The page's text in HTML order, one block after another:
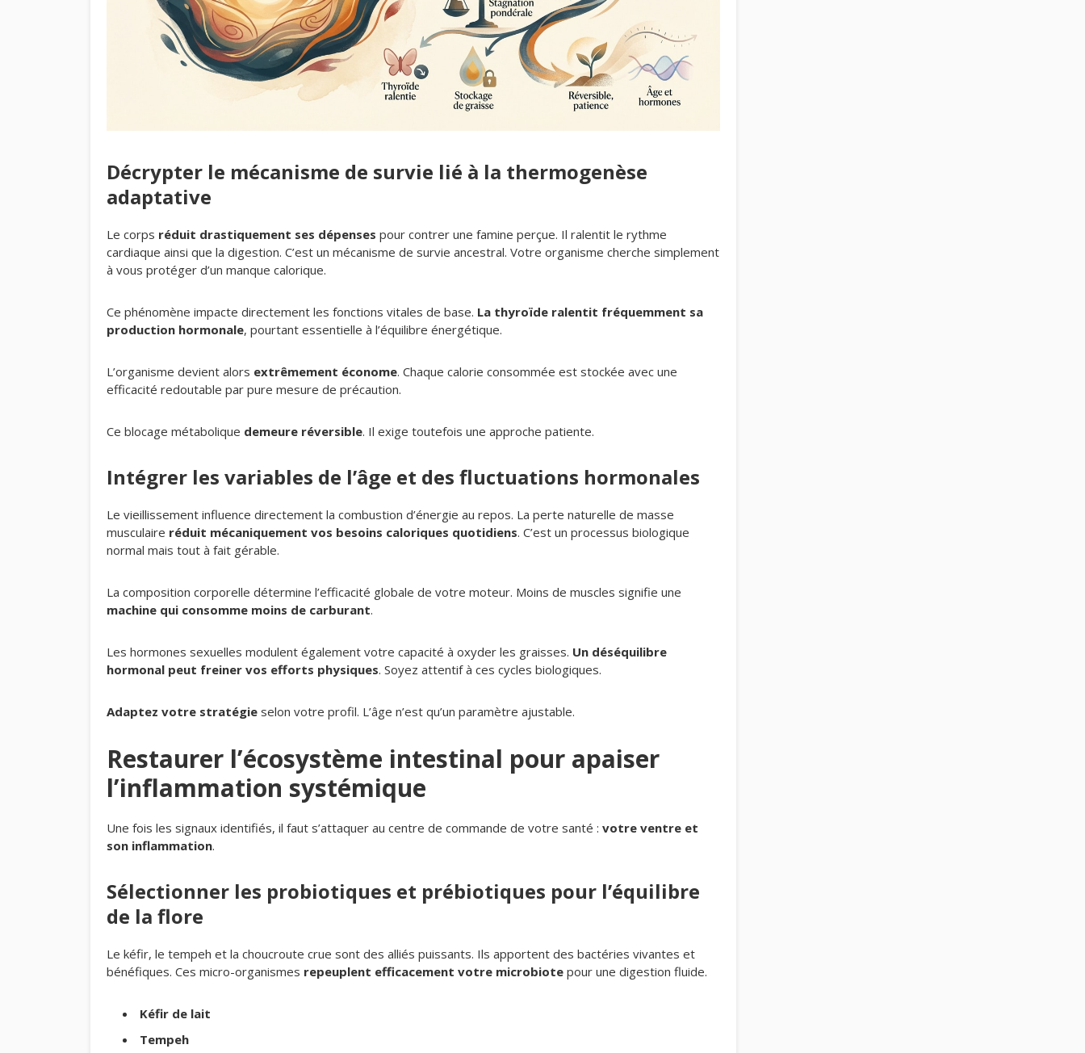
Décrypter le mécanisme de survie lié à la thermogenèse
adaptative
Le corps réduit drastiquement ses dépenses pour contrer une famine perçue. Il ralentit le rythme
cardiaque ainsi que la digestion. C’est un mécanisme de survie ancestral. Votre organisme cherche simplement
à vous protéger d’un manque calorique.
Ce phénomène impacte directement les fonctions vitales de base. La thyroïde ralentit fréquemment sa
production hormonale, pourtant essentielle à l’équilibre énergétique.
L’organisme devient alors extrêmement économe. Chaque calorie consommée est stockée avec une
efficacité redoutable par pure mesure de précaution.
Ce blocage métabolique demeure réversible. Il exige toutefois une approche patiente.
Intégrer les variables de l’âge et des fluctuations hormonales
Le vieillissement influence directement la combustion d’énergie au repos. La perte naturelle de masse
musculaire réduit mécaniquement vos besoins caloriques quotidiens. C’est un processus biologique
normal mais tout à fait gérable.
La composition corporelle détermine l’efficacité globale de votre moteur. Moins de muscles signifie une
machine qui consomme moins de carburant.
Les hormones sexuelles modulent également votre capacité à oxyder les graisses. Un déséquilibre
hormonal peut freiner vos efforts physiques. Soyez attentif à ces cycles biologiques.
Adaptez votre stratégie selon votre profil. L’âge n’est qu’un paramètre ajustable.
Restaurer l’écosystème intestinal pour apaiser
l’inflammation systémique
Une fois les signaux identifiés, il faut s’attaquer au centre de commande de votre santé : votre ventre et
son inflammation.
Sélectionner les probiotiques et prébiotiques pour l’équilibre
de la flore
Le kéfir, le tempeh et la choucroute crue sont des alliés puissants. Ils apportent des bactéries vivantes et
bénéfiques. Ces micro-organismes repeuplent efficacement votre microbiote pour une digestion fluide.
Kéfir de lait
Tempeh